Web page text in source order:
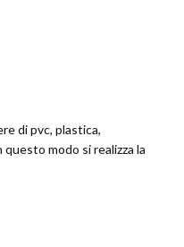
di pvc, plastica,
modo si realizza la